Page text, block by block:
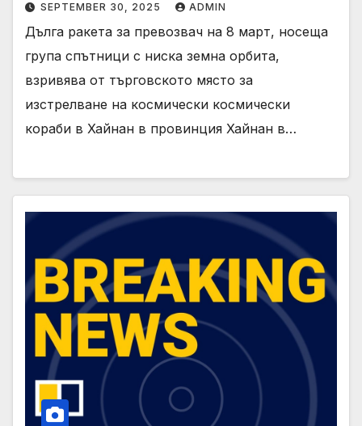
SEPTEMBER 30, 2025 ADMIN
Дълга ракета за превозвач на 8 март, носеща
група спътници с ниска земна орбита,
взривява от търговското място за
изстрелване на космически космически
кораби в Хайнан в провинция Хайнан в…